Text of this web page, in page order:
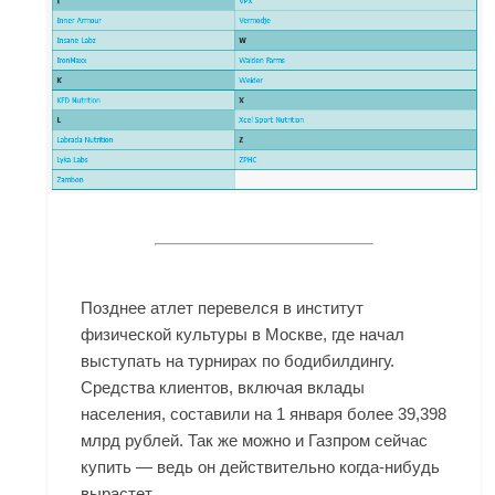
Позднее атлет перевелся в институт
физической культуры в Москве, где начал
выступать на турнирах по бодибилдингу.
Средства клиентов, включая вклады
населения, составили на 1 января более 39,398
млрд рублей. Так же можно и Газпром сейчас
купить — ведь он действительно когда-нибудь